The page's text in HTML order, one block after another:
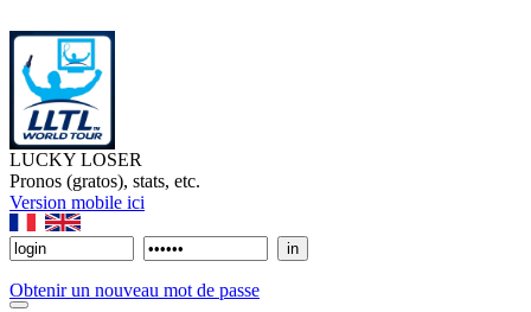
LUCKY LOSER
Pronos (gratos), stats, etc.
Version mobile ici
Obtenir un nouveau mot de passe